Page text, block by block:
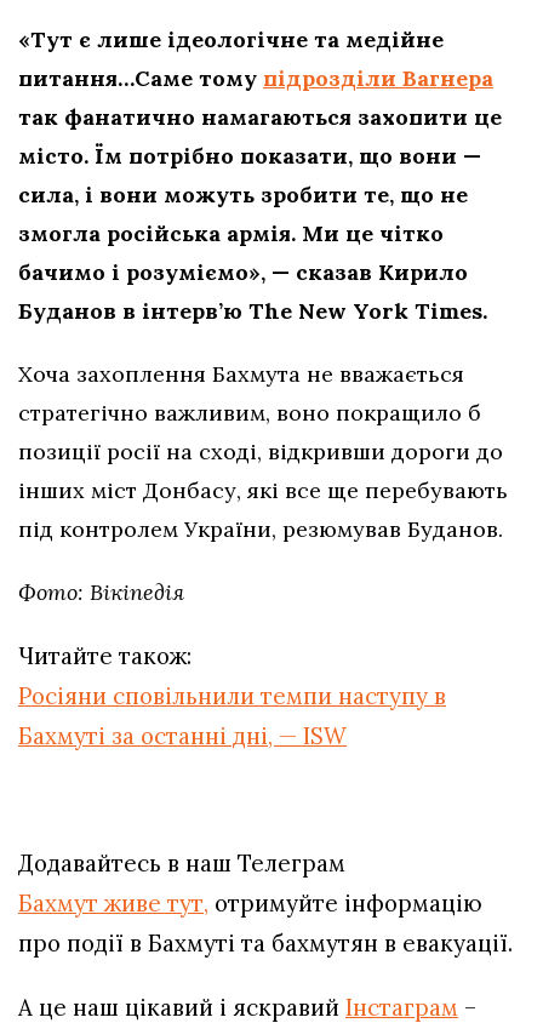
«Тут є лише ідеологічне та медійне
питання…Саме тому підрозділи Вагнера
так фанатично намагаються захопити це
місто. Їм потрібно показати, що вони —
сила, і вони можуть зробити те, що не
змогла російська армія. Ми це чітко
бачимо і розуміємо», — сказав Кирило
Буданов в інтерв’ю The New York Times.
Хоча захоплення Бахмута не вважається
стратегічно важливим, воно покращило б
позиції росії на сході, відкривши дороги до
інших міст Донбасу, які все ще перебувають
під контролем України, резюмував Буданов.
Фото: Вікіпедія
Читайте також:
Росіяни сповільнили темпи наступу в
Бахмуті за останні дні, — ISW
Додавайтесь в наш Телеграм
Бахмут живе тут, отримуйте інформацію
про події в Бахмуті та бахмутян в евакуації.
А це наш цікавий і яскравий Інстаграм –